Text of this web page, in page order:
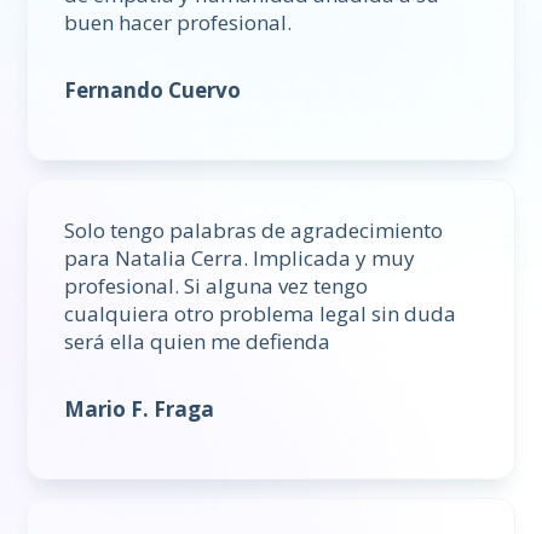
buen hacer profesional.
Fernando Cuervo
Solo tengo palabras de agradecimiento
para Natalia Cerra. Implicada y muy
profesional. Si alguna vez tengo
cualquiera otro problema legal sin duda
será ella quien me defienda
Mario F. Fraga